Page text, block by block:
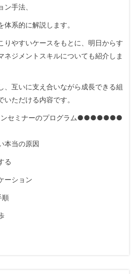
手法、
系的に解説します。
りやすいケースをもとに、明日からす
ネジメントスキルについても紹介しま
、互いに支え合いながら成長できる組
ただける内容です。
ミナーのプログラム●●●●●●●
本当の原因
る
ーション
順